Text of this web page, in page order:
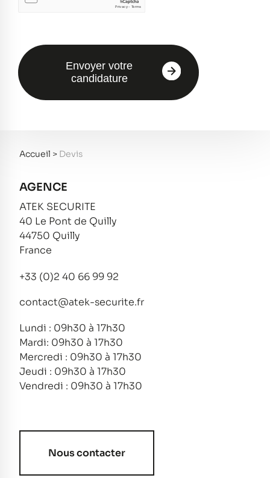
Accueil > Devis
AGENCE
ATEK SECURITE
40 Le Pont de Quilly
44750 Quilly
France
+33 (0)2 40 66 99 92
contact@atek-securite.fr
Lundi : 09h30 à 17h30
Mardi: 09h30 à 17h30
Mercredi : 09h30 à 17h30
Jeudi : 09h30 à 17h30
Vendredi : 09h30 à 17h30
Nous contacter
Envoyer votre
candidature